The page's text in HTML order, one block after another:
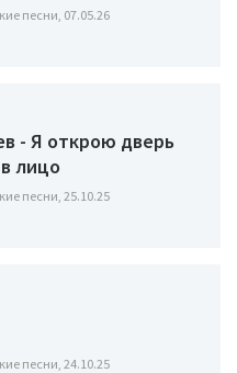
песни, 07.05.26
- Я открою дверь
лицо
песни, 25.10.25
песни, 24.10.25